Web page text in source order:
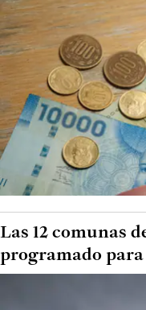
Las 12 comunas
programado para